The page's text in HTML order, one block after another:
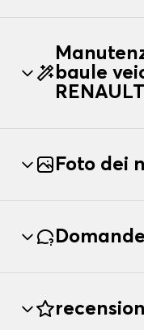
baule
Foto dei
Domande